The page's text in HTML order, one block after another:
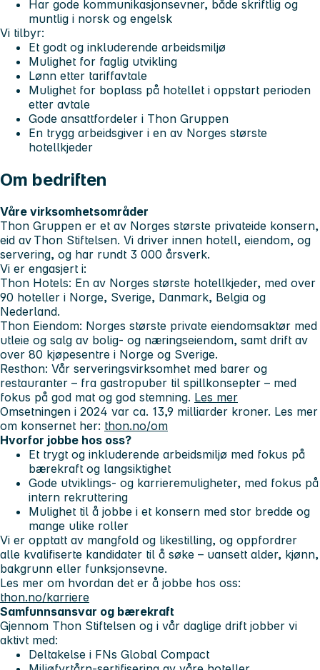
Har gode kommunikasjonsevner, både skriftlig og
muntlig i norsk og engelsk
Vi tilbyr:
Et godt og inkluderende arbeidsmiljø
Mulighet for faglig utvikling
Lønn etter tariffavtale
Mulighet for boplass på hotellet i oppstart perioden
etter avtale
Gode ansattfordeler i Thon Gruppen
En trygg arbeidsgiver i en av Norges største
hotellkjeder
Om bedriften
Våre virksomhetsområder
Thon Gruppen er et av Norges største privateide konsern,
eid av Thon Stiftelsen. Vi driver innen hotell, eiendom, og
servering, og har rundt 3 000 årsverk.
Vi er engasjert i:
Thon Hotels: En av Norges største hotellkjeder, med over
90 hoteller i Norge, Sverige, Danmark, Belgia og
Nederland.
Thon Eiendom: Norges største private eiendomsaktør med
utleie og salg av bolig- og næringseiendom, samt drift av
over 80 kjøpesentre i Norge og Sverige.
Resthon: Vår serveringsvirksomhet med barer og
restauranter – fra gastropuber til spillkonsepter – med
fokus på god mat og god stemning. Les mer
Omsetningen i 2024 var ca. 13,9 milliarder kroner. Les mer
om konsernet her: thon.no/om
Hvorfor jobbe hos oss?
Et trygt og inkluderende arbeidsmiljø med fokus på
bærekraft og langsiktighet
Gode utviklings- og karrieremuligheter, med fokus på
intern rekruttering
Mulighet til å jobbe i et konsern med stor bredde og
mange ulike roller
Vi er opptatt av mangfold og likestilling, og oppfordrer
alle kvalifiserte kandidater til å søke – uansett alder, kjønn,
bakgrunn eller funksjonsevne.
Les mer om hvordan det er å jobbe hos oss:
thon.no/karriere
Samfunnsansvar og bærekraft
Gjennom Thon Stiftelsen og i vår daglige drift jobber vi
aktivt med:
Deltakelse i FNs Global Compact